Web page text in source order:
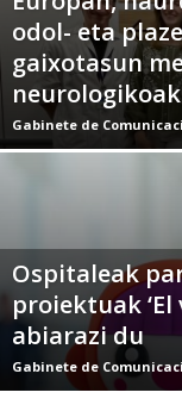
odol- eta
gaixotasun
Gabinete de
Ospitaleak
proiektuak
abiarazi du
Gabinete de